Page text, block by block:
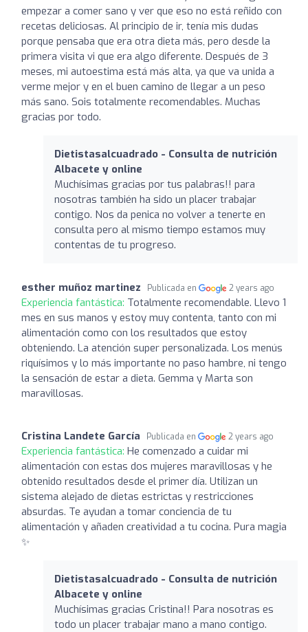
empezar a comer sano y ver que eso no está reñido con
recetas deliciosas. Al principio de ir, tenía mis dudas
porque pensaba que era otra dieta más, pero desde la
primera visita vi que era algo diferente. Después de 3
meses, mi autoestima está más alta, ya que va unida a
verme mejor y en el buen camino de llegar a un peso
más sano. Sois totalmente recomendables. Muchas
gracias por todo.
Dietistasalcuadrado - Consulta de nutrición
Albacete y online
Muchísimas gracias por tus palabras!! para
nosotras también ha sido un placer trabajar
contigo. Nos da penica no volver a tenerte en
consulta pero al mismo tiempo estamos muy
contentas de tu progreso.
esther muñoz martinez Publicada en 2 years ago
Experiencia fantástica: Totalmente recomendable. Llevo 1
mes en sus manos y estoy muy contenta, tanto con mi
alimentación como con los resultados que estoy
obteniendo. La atención super personalizada. Los menús
riquísimos y lo más importante no paso hambre, ni tengo
la sensación de estar a dieta. Gemma y Marta son
maravillosas.
Cristina Landete García Publicada en 2 years ago
Experiencia fantástica: He comenzado a cuidar mi
alimentación con estas dos mujeres maravillosas y he
obtenido resultados desde el primer día. Utilizan un
sistema alejado de dietas estrictas y restricciones
absurdas. Te ayudan a tomar conciencia de tu
alimentación y añaden creatividad a tu cocina. Pura magia
✨
Dietistasalcuadrado - Consulta de nutrición
Albacete y online
Muchísimas gracias Cristina!! Para nosotras es
todo un placer trabajar mano a mano contigo.